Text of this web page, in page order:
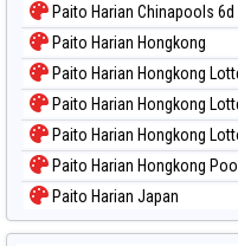
Paito Harian Chinapools 6d
Paito Harian Hongkong
Paito Harian Hongkong
Paito Harian Hongkong
Paito Harian Hongkong
Paito Harian Hongkong
Paito Harian Japan
Paito Harian Japan 6d